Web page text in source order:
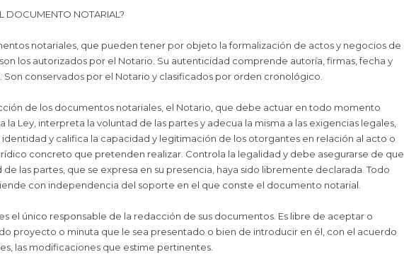
DOCUMENTO NOTARIAL?
notariales, que pueden tener por objeto la formalización de actos y negocios de
los autorizados por el Notario. Su autenticidad comprende autoría, firmas, fecha y
Son conservados por el Notario y clasificados por orden cronológico.
de los documentos notariales, el Notario, que debe actuar en todo momento
la Ley, interpreta la voluntad de las partes y adecua la misma a las exigencias legales,
identidad y califica la capacidad y legitimación de los otorgantes en relación al acto o
concreto que pretenden realizar. Controla la legalidad y debe asegurarse de que
de las partes, que se expresa en su presencia, haya sido libremente declarada. Todo
con independencia del soporte en el que conste el documento notarial.
el único responsable de la redacción de sus documentos. Es libre de aceptar o
proyecto o minuta que le sea presentado o bien de introducir en él, con el acuerdo
las modificaciones que estime pertinentes.